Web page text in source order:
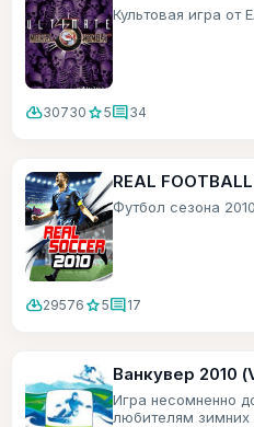
Культовая игра от
cloud_download30730 star5comment34
REAL
Футбол сезона
cloud_download29576 star5comment17
Ванкувер 2010
Игра несомненно
любителям зимних